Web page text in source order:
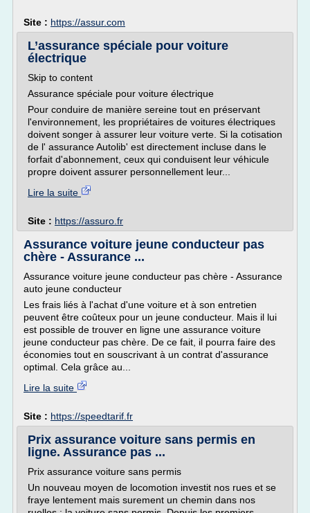
Site : https://assur.com
L’assurance spéciale pour voiture
électrique
Skip to content
Assurance spéciale pour voiture électrique
Pour conduire de manière sereine tout en préservant
l'environnement, les propriétaires de voitures électriques
doivent songer à assurer leur voiture verte. Si la cotisation
de l' assurance Autolib' est directement incluse dans le
forfait d'abonnement, ceux qui conduisent leur véhicule
propre doivent assurer personnellement leur...
Lire la suite
Site : https://assuro.fr
Assurance voiture jeune conducteur pas
chère - Assurance ...
Assurance voiture jeune conducteur pas chère - Assurance
auto jeune conducteur
Les frais liés à l'achat d'une voiture et à son entretien
peuvent être coûteux pour un jeune conducteur. Mais il lui
est possible de trouver en ligne une assurance voiture
jeune conducteur pas chère. De ce fait, il pourra faire des
économies tout en souscrivant à un contrat d'assurance
optimal. Cela grâce au...
Lire la suite
Site : https://speedtarif.fr
Prix assurance voiture sans permis en
ligne. Assurance pas ...
Prix assurance voiture sans permis
Un nouveau moyen de locomotion investit nos rues et se
fraye lentement mais surement un chemin dans nos